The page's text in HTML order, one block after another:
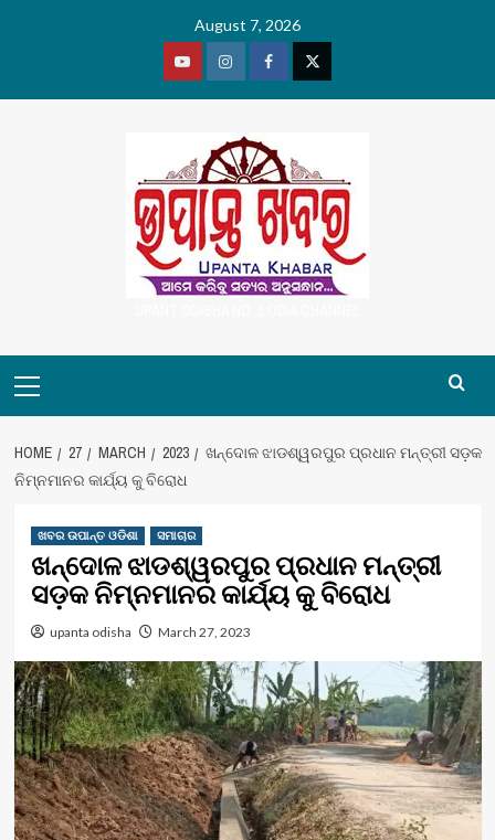
August 7, 2026
YoutubeVimeoFacebookTwitter
Menu
HOME 27 MARCH 2023
ଖନ୍ଦୋଳ ଝାଡଶ୍ୱରପୁର ପ୍ରଧାନ ମନ୍ତ୍ରୀ ସଡ଼କ
ନିମ୍ନମାନର କାର୍ଯ୍ୟ କୁ ବିରୋଧ
ଖବର ଉପାନ୍ତ ଓଡିଶା ସମାଚାର
ଖନ୍ଦୋଳ ଝାଡଶ୍ୱରପୁର ପ୍ରଧାନ ମନ୍ତ୍ରୀ
ସଡ଼କ ନିମ୍ନମାନର କାର୍ଯ୍ୟ କୁ ବିରୋଧ
upanta odisha March 27, 2023